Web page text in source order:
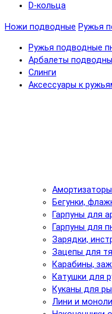
D-кольца
Ножи подводные Ружья
Ружья подводные
Арбалеты
Слинги
Аксессуары к
Бегунки,
Гарпуны для
Гарпуны для
Зарядки,
Зацепы для
Карабины,
Катушки для
Куканы для
Лини и